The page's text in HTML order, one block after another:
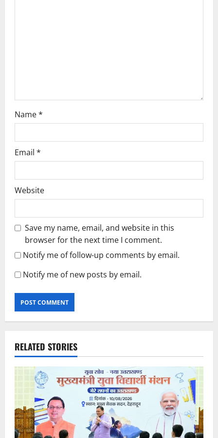
Name*
Email *
Website
Save my name, email, and website in this
browser for the next time I comment.
Notify me of follow-up comments by email.
Notify me of new posts by email.
RELATED STORIES